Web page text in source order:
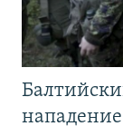
нападение